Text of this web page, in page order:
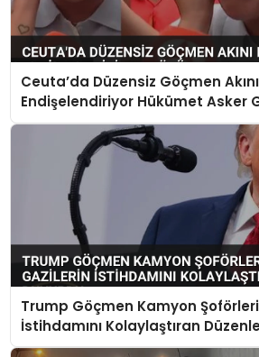
Ceuta’da Düzensiz Göçmen
Endişelendiriyor Hükümet Asker
Trump Göçmen Kamyon
İstihdamını Kolaylaştıran